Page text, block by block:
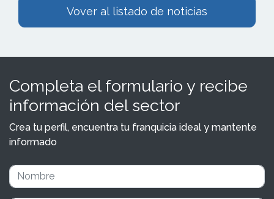
Vover al listado de noticias
Completa el formulario y recibe
información del sector
Crea tu perfil, encuentra tu franquicia ideal y mantente
informado